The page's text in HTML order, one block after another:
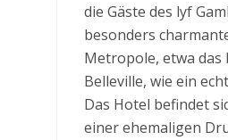
die Gäste des lyf
besonders
Metropole, etwa das
Belleville, wie ein
Das Hotel befindet
einer ehemaligen